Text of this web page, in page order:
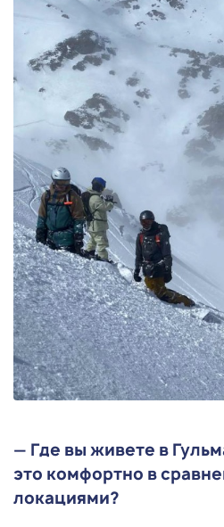
— Где вы живете в
это комфортно в
локациями?